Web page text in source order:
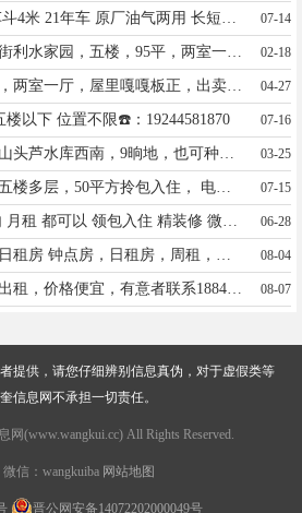
07-14
大医院附近南二道街利水家园，五楼，95平，两室一厅、一厨一卫，年租。电话15765793301 02-18
出租三小四中高层，两室一厅，屋里嘎嘎板正，出卖一小六中3楼一室一厅5.5万，看房电话13349459721 04-27
以下 位置不限☎️：19244581870 07-16
出租稻田地，位置山头芦水库西南，9晌地，也可种稻子，玉米，黄豆，水可以放出去，有意者电话，15545510592 03-25
宇涵二期楼房出租五楼多层，50平方拎包入住， 电话19997561320 07-15
06-28
08-04
宇涵鑫筑西门门面出租，价格便宜，有意者联系18845526506 08-07
提供，请您仔细辨别信息真伪，对于虚假类等
信息网不承担一切责任。
网(www.wangkui.cc) All Rights Reserved.
信：wangkuiba 网站地图
晋公网安备14072202000049号